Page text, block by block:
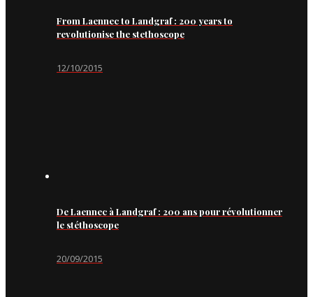
From Laennec to Landgraf : 200 years to
revolutionise the stethoscope
12/10/2015
De Laennec à Landgraf : 200 ans pour révolutionner
le stéthoscope
20/09/2015